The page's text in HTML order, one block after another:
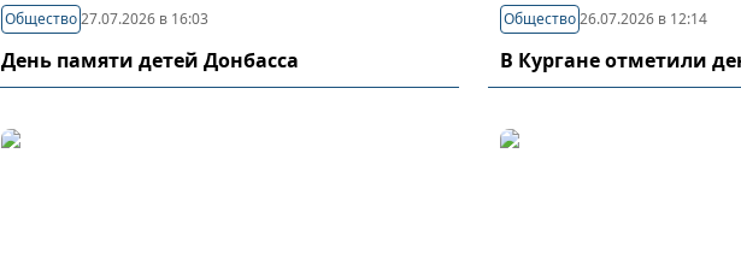
Общество27.07.2026 в 16:03
День памяти детей Донбасса
Общество 26.07.2026 в 12:14
В Кургане отметили